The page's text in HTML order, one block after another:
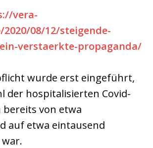
vera-
08/12/steigende-
verstaerkte-propaganda/
wurde erst eingeführt,
der hospitalisierten Covid-
bereits von etwa
auf etwa eintausend